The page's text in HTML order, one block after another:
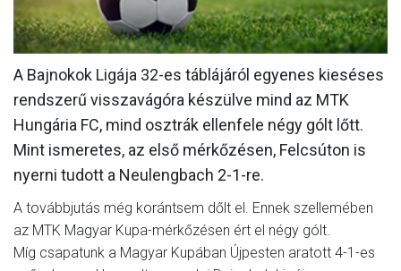
KLUB
SZURKOLÓI ÉLMÉNYEK
SAJTÓ
A Bajnokok Ligája 32-es táblájáról egyenes kieséses
rendszerű visszavágóra készülve mind az MTK
Hungária FC, mind osztrák ellenfele négy gólt lőtt.
Mint ismeretes, az első mérkőzésen, Felcsúton is
nyerni tudott a Neulengbach 2-1-re.
A továbbjutás még korántsem dőlt el. Ennek szellemében
az MTK Magyar Kupa-mérkőzésen ért el négy gólt.
Míg csapatunk a Magyar Kupában Újpesten aratott 4-1-es